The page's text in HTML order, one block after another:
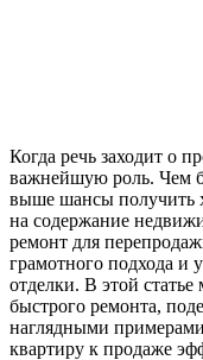
Когда речь заходит о
важнейшую роль. Чем
выше шансы получить
на содержание
ремонт для
грамотного подхода и
отделки. В этой
быстрого ремонта,
наглядными
квартиру к продаже